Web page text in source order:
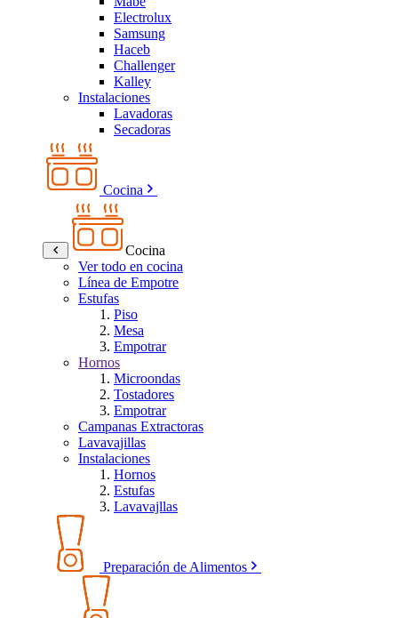
Electrolux
Samsung
Haceb
Challenger
Kalley
Instalaciones
Lavadoras
Secadoras
Cocina
Cocina
Ver todo en cocina
Línea de Empotre
Estufas
Piso
Mesa
Empotrar
Hornos
Microondas
Tostadores
Empotrar
Campanas Extractoras
Lavavajillas
Instalaciones
Hornos
Estufas
Lavavajllas
Preparación de Alimentos